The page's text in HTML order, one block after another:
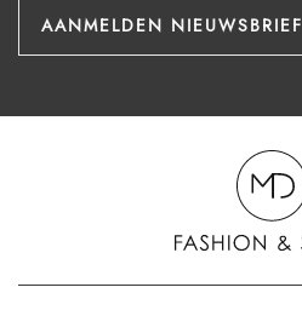
AANMELDEN NIEUWSBRIEF